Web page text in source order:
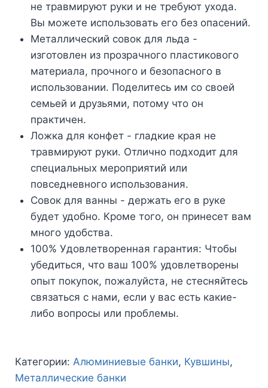
не травмируют руки и не требуют ухода.
Вы можете использовать его без опасений.
Металлический совок для льда -
изготовлен из прозрачного пластикового
материала, прочного и безопасного в
использовании. Поделитесь им со своей
семьей и друзьями, потому что он
практичен.
Ложка для конфет - гладкие края не
травмируют руки. Отлично подходит для
специальных мероприятий или
повседневного использования.
Совок для ванны - держать его в руке
будет удобно. Кроме того, он принесет вам
много удобства.
100% Удовлетворенная гарантия: Чтобы
убедиться, что ваш 100% удовлетворены
опыт покупок, пожалуйста, не стесняйтесь
связаться с нами, если у вас есть какие-
либо вопросы или проблемы.
Категории: Алюминиевые банки, Кувшины,
Металлические банки